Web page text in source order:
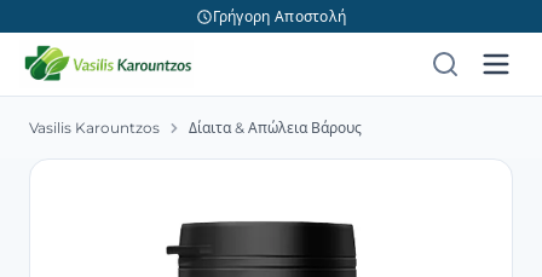
Γρήγορη Αποστολή
Vasilis Karountzos Δίαιτα & Απώλεια Βάρους